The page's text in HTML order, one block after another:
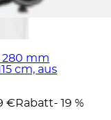
280 mm
cm, aus
€ Rabatt- 19 %